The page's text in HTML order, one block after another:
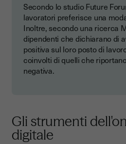
Secondo lo studio Future
lavoratori preferisce una
Inoltre, secondo una ricerca
dipendenti che dichiarano di
positiva sul loro posto di
coinvolti di quelli che
negativa.
Gli strumenti
digitale